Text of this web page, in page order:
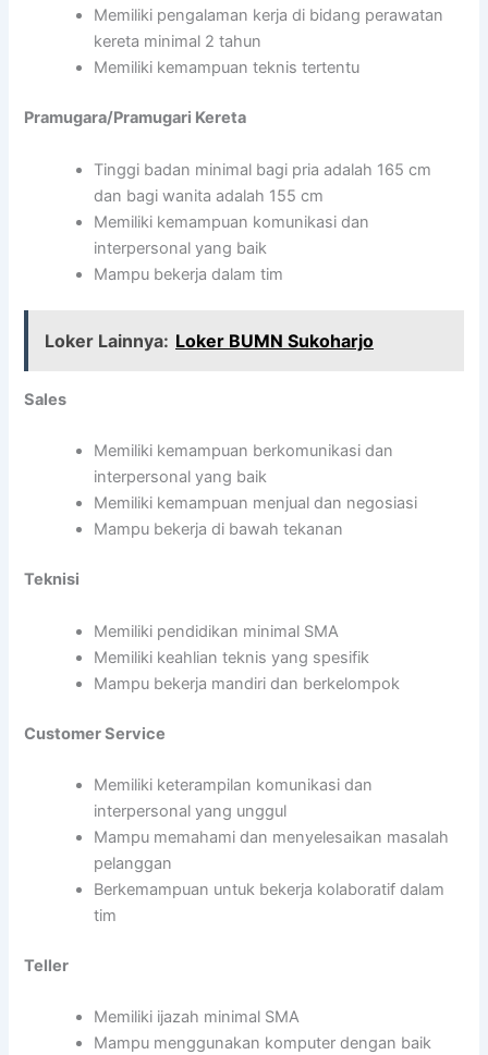
Memiliki pengalaman kerja di bidang perawatan
kereta minimal 2 tahun
Memiliki kemampuan teknis tertentu
Pramugara/Pramugari Kereta
Tinggi badan minimal bagi pria adalah 165 cm
dan bagi wanita adalah 155 cm
Memiliki kemampuan komunikasi dan
interpersonal yang baik
Mampu bekerja dalam tim
Loker Lainnya: Loker BUMN Sukoharjo
Sales
Memiliki kemampuan berkomunikasi dan
interpersonal yang baik
Memiliki kemampuan menjual dan negosiasi
Mampu bekerja di bawah tekanan
Teknisi
Memiliki pendidikan minimal SMA
Memiliki keahlian teknis yang spesifik
Mampu bekerja mandiri dan berkelompok
Customer Service
Memiliki keterampilan komunikasi dan
interpersonal yang unggul
Mampu memahami dan menyelesaikan masalah
pelanggan
Berkemampuan untuk bekerja kolaboratif dalam
tim
Teller
Memiliki ijazah minimal SMA
Mampu menggunakan komputer dengan baik